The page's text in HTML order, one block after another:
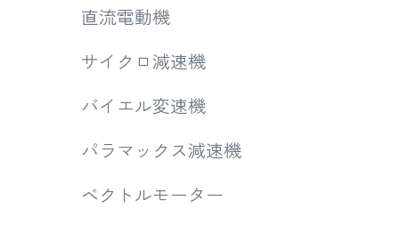
直流電動機
サイクロ減速機
バイエル変速機
パラマックス減速機
ベクトルモーター